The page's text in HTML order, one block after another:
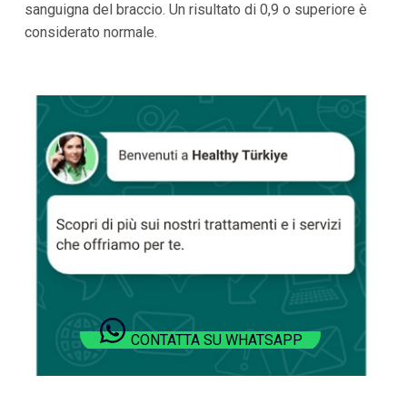
sanguigna del braccio. Un risultato di 0,9 o superiore è
considerato normale.
CONTATTA SU WHATSAPP